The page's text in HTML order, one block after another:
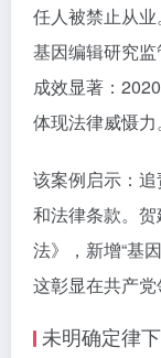
任人被禁止从
基因编辑研究
成效显著：
体现法律威慑力。
该案例启示：追
和法律条款。
法》，新增“基
这彰显在共产党
未明确定律